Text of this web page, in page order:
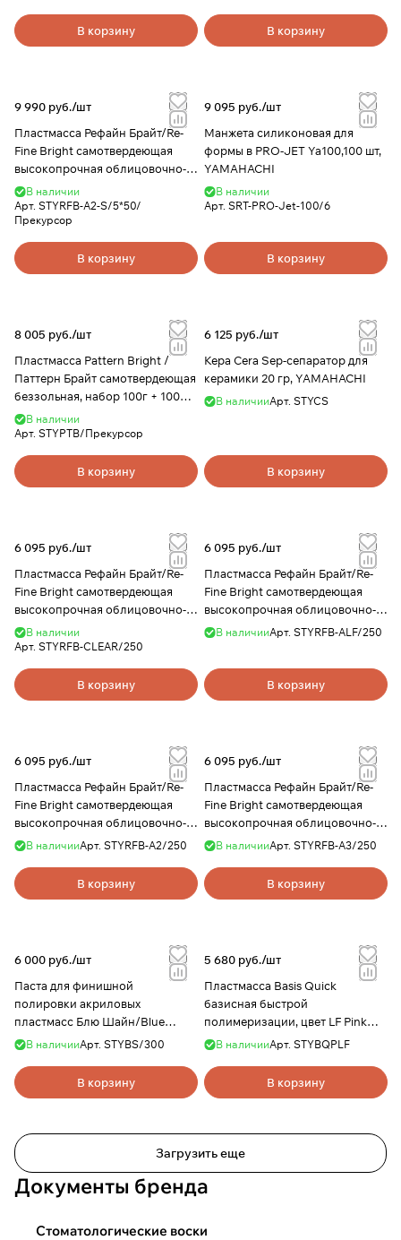
В корзину В корзину
9 990 руб./шт
Пластмасса Рефайн Брайт/Re-
Fine Bright самотвердеющая
высокопрочная облицовочно-
моделировочная, цвет A2, 5х50г
+ 260мл, YAMAHACHI
В наличии
Арт. STYRFB-A2-S/5*50/
Прекурсор
В корзину
9 095 руб./шт
Манжета силиконовая для
формы в PRO-JET Ya100,100 шт,
YAMAHACHI
В наличии
Арт. SRT-PRO-Jet-100/6
В корзину
8 005 руб./шт
Пластмасса Pattern Bright /
Паттерн Брайт самотвердеющая
беззольная, набор 100г + 100мл,
YAMAHACHI
В наличии
Арт. STYPTB/Прекурсор
В корзину
6 125 руб./шт
Кера Cera Sep-сепаратор для
керамики 20 гр, YAMAHACHI
В наличииАрт. STYCS
В корзину
6 095 руб./шт
Пластмасса Рефайн Брайт/Re-
Fine Bright самотвердеющая
высокопрочная облицовочно-
моделировочная, цвет CLEAR,
250г, YAMAHACHI
В наличии
Арт. STYRFB-CLEAR/250
В корзину
6 095 руб./шт
Пластмасса Рефайн Брайт/Re-
Fine Bright самотвердеющая
высокопрочная облицовочно-
моделировочная, цвет LF Pink
В наличииАрт. STYRFB-ALF/250
В корзину
6 095 руб./шт
Пластмасса Рефайн Брайт/Re-
Fine Bright самотвердеющая
высокопрочная облицовочно-
моделировочная, цвет A2, 250г,
В наличииАрт. STYRFB-A2/250
В корзину
6 095 руб./шт
Пластмасса Рефайн Брайт/Re-
Fine Bright самотвердеющая
высокопрочная облицовочно-
моделировочная, цвет A3, 250г,
В наличииАрт. STYRFB-A3/250
В корзину
6 000 руб./шт
Паста для финишной
полировки акриловых
пластмасс Блю Шайн/Blue
Shine, 300 гр, YAMAHACHI
В наличииАрт. STYBS/300
В корзину
5 680 руб./шт
Пластмасса Basis Quick
базисная быстрой
полимеризации, цвет LF Pink
(розовый с прожилками),
В наличииАрт. STYBQPLF
В корзину
Загрузить еще
Документы бренда
Стоматологические воски